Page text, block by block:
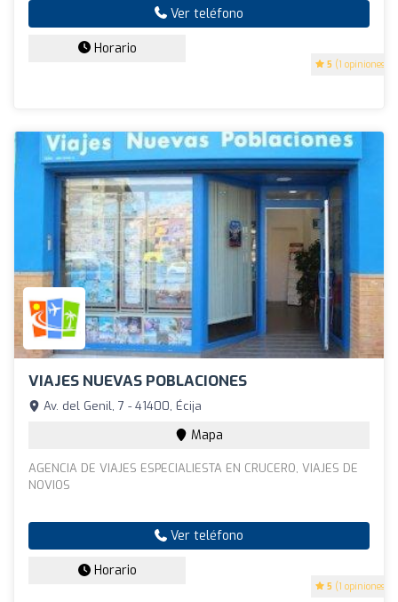
5 (1 opiniones)
Ver teléfono
Horario
VIAJES NUEVAS POBLACIONES
5 (1 opiniones)
Av. del Genil, 7 - 41400, Écija
Mapa
AGENCIA DE VIAJES ESPECIALIESTA EN CRUCERO, VIAJES DE
NOVIOS
Ver teléfono
Horario